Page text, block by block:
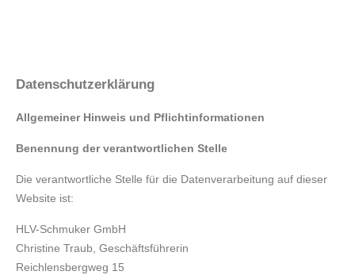
Datenschutzerklärung
Allgemeiner Hinweis und Pflichtinformationen
Benennung der verantwortlichen Stelle
Die verantwortliche Stelle für die Datenverarbeitung auf dieser
Website ist:
HLV-Schmuker GmbH
Christine Traub, Geschäftsführerin
Reichlensbergweg 15